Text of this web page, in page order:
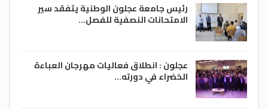
رئيس جامعة عجلون الوطنية يتفقد سير
الامتحانات النصفية للفصل…
عجلون : انطلاق فعاليات مهرجان العباءة
الخضراء في دورته…